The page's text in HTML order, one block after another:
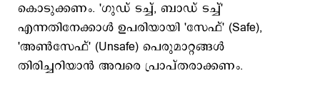
കൊടുക്കണം. 'ഗുഡ് ടച്ച്, ബാഡ് ടച്ച്'
എന്നതിനേക്കാൾ ഉപരിയായി 'സേഫ്' (Safe),
'അൺസേഫ്' (Unsafe) പെരുമാറ്റങ്ങൾ
തിരിച്ചറിയാൻ അവരെ പ്രാപ്തരാക്കണം.